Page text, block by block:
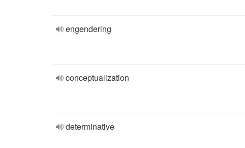
engendering
conceptualization
determinative